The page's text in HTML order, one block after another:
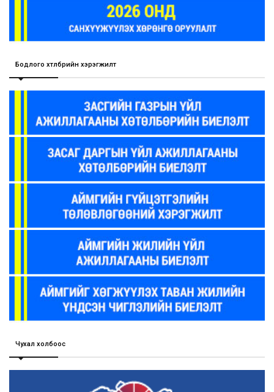
Бодлого хөтөлбөрийн хэрэгжилт
Чухал холбоос